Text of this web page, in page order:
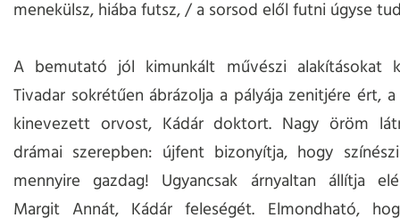
menekülsz, hiába futsz, / a sorsod elől futni úgyse
A bemutató jól kimunkált művészi alakításokat
Tivadar sokrétűen ábrázolja a pályája zenitjére ért,
kinevezett orvost, Kádár doktort. Nagy öröm
drámai szerepben: újfent bizonyítja, hogy
mennyire gazdag! Ugyancsak árnyaltan állítja
Margit Annát, Kádár feleségét. Elmondható,